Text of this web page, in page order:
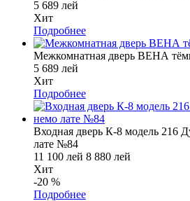
5 689 лей
Хит
Подробнее
Межкомнатная дверь ВЕНА
5 689 лей
Хит
Подробнее
Входная дверь К-8 модель 216
лате №84
11 100 лей 8 880 лей
Хит
-20 %
Подробнее